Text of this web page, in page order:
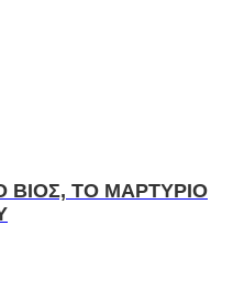
ΤΟ ΜΑΡΤΥΡΙΟ